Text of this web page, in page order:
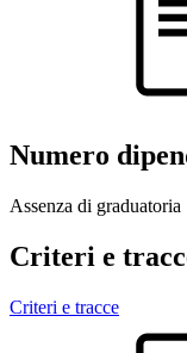
Numero
Assenza di graduatoria
Criteri e
Criteri e tracce